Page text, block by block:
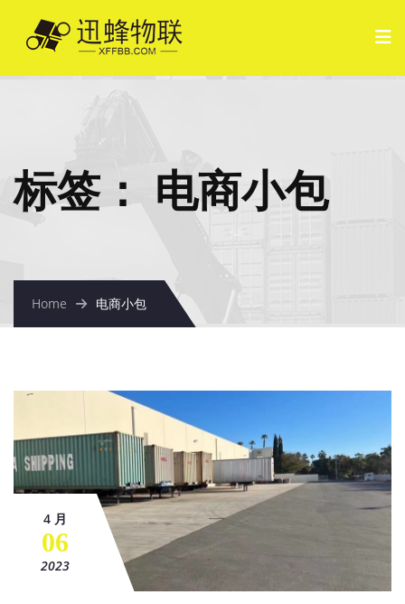
标签： 电商小包
Home 电商小包
4 月
06
2023